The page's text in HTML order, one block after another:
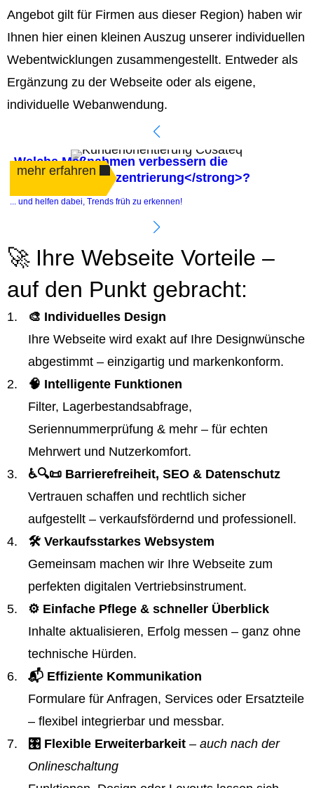
Angebot gilt für Firmen aus dieser Region) haben wir
Ihnen hier einen kleinen Auszug unserer individuellen
Webentwicklungen zusammengestellt. Entweder als
Ergänzung zu der Webseite oder als eigene,
individuelle Webanwendung.
Welche Maßnahmen verbessern die
<strong>Kundenzentrierung</strong>?
mehr erfahren
... und helfen dabei, Trends früh zu erkennen!
🚀 Ihre Webseite Vorteile –
auf den Punkt gebracht:
🎨 Individuelles Design
Ihre Webseite wird exakt auf Ihre Designwünsche
abgestimmt – einzigartig und markenkonform.
🧠 Intelligente Funktionen
Filter, Lagerbestandsabfrage,
Seriennummerprüfung & mehr – für echten
Mehrwert und Nutzerkomfort.
♿️🔍📜 Barrierefreiheit, SEO & Datenschutz
Vertrauen schaffen und rechtlich sicher
aufgestellt – verkaufsfördernd und professionell.
🛠️ Verkaufsstarkes Websystem
Gemeinsam machen wir Ihre Webseite zum
perfekten digitalen Vertriebsinstrument.
⚙️ Einfache Pflege & schneller Überblick
Inhalte aktualisieren, Erfolg messen – ganz ohne
technische Hürden.
📬 Effiziente Kommunikation
Formulare für Anfragen, Services oder Ersatzteile
– flexibel integrierbar und messbar.
🎛️ Flexible Erweiterbarkeit – auch nach der
Onlineschaltung